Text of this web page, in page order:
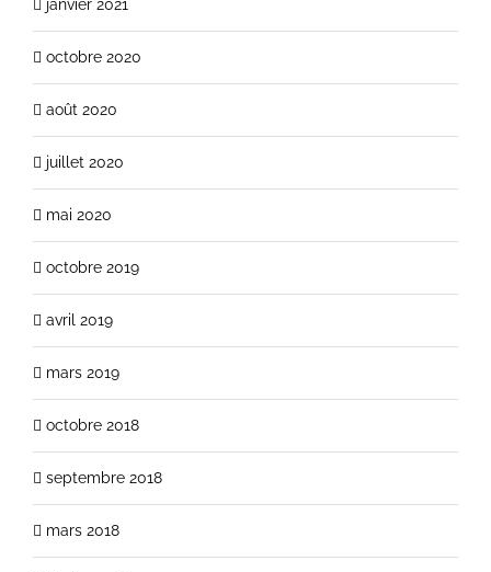
janvier 2021
octobre 2020
août 2020
juillet 2020
mai 2020
octobre 2019
avril 2019
mars 2019
octobre 2018
septembre 2018
mars 2018